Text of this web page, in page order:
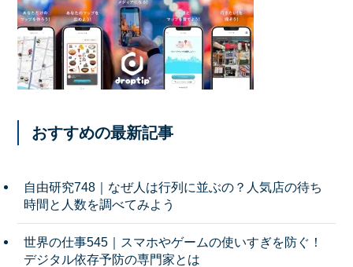
おすすめの最新記事
自由研究748｜なぜ人は行列に並ぶの？人気店の待ち
時間と人数を調べてみよう
世界の仕事545｜スマホやゲームの使いすぎを防ぐ！
デジタル依存予防の専門家とは